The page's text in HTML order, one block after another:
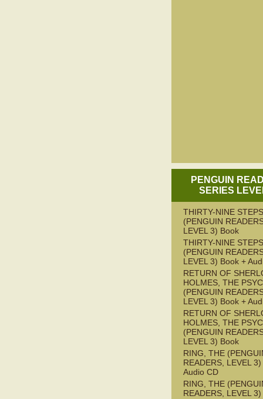
PENGUIN
SERIES
THIRTY-NINE
(PENGUIN
LEVEL 3) Book
THIRTY-NINE
(PENGUIN
LEVEL 3) Book +
RETURN OF
HOLMES, THE
(PENGUIN
LEVEL 3) Book +
RETURN OF
HOLMES, THE
(PENGUIN
LEVEL 3) Book
RING, THE
READERS, LEVEL
Audio CD
RING, THE
READERS, LEVEL